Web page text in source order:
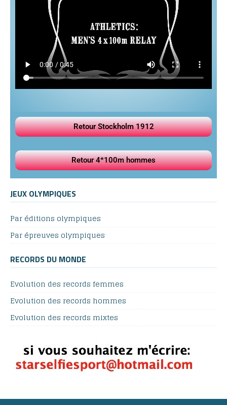
Retour Stockholm 1912
Retour 4*100m hommes
JEUX OLYMPIQUES
Par éditions olympiques
Par épreuves olympiques
RECORDS DU MONDE
Evolution des records femmes
Evolution des records hommes
Evolution des records mixtes